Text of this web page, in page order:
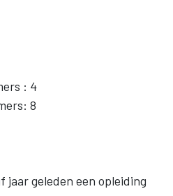
: 4
8
jaar geleden een opleiding